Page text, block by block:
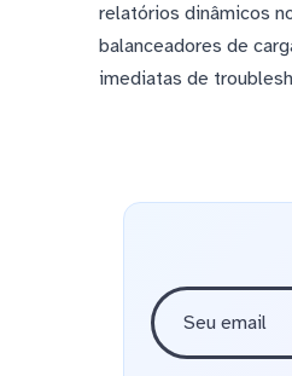
relatórios dinâmicos
balanceadores de
imediatas de